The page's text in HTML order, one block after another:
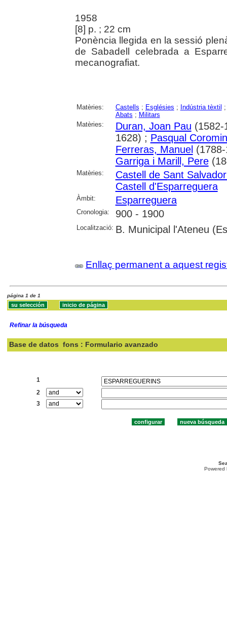
1958
[8] p. ; 22 cm
Ponència llegida en la sessió
de Sabadell celebrada a
mecanografiat.
Matèries: Castells ; Esglésies ; Indústria tèxtil
Abats ; Militars
Matèries:
Duran, Joan Pau
1628) ; Pasqual
Ferreras, Manuel
Garriga i Marill, Pere
Matèries:
Castell de Sant
Castell d'Esparreguera
Àmbit: Esparreguera
Cronologia: 900 - 1900
Localització: B. Municipal l'Ateneu
Enllaç permanent a aquest
página 1 de 1
Refinar la búsqueda
Base de datos fons : Formulario avanzado
1
2
3
Powered